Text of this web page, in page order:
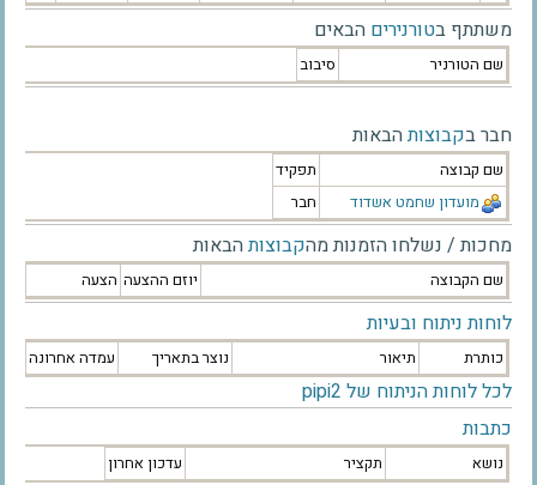
משתתף בטורנירים הבאים
שם הטורניר סיבוב
חבר בקבוצותהבאות
שם קבוצה
תפקיד
מועדון שחמט אשדוד
חבר
מחכות / נשלחו הזמנות מהקבוצותהבאות
שם הקבוצה יוזם ההצעה הצעה
לוחות ניתוח ובעיות
כותרת תיאור נוצר בתאריך עמדה אחרונה
לכל לוחות הניתוח של pipi2
כתבות
נושא תקציר עדכון אחרון